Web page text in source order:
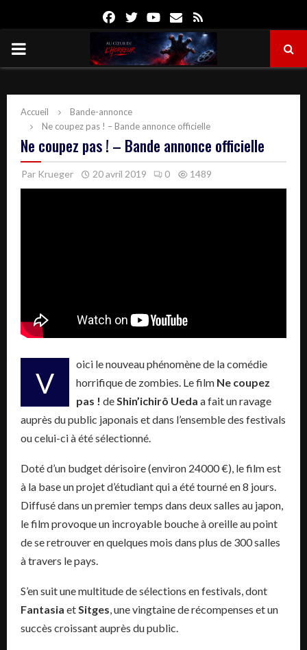
FacebookTwitterYoutube
Email
PRIMARY
Accueil
Bande-annonce
Ne coupez pas ! – Bande annonce officielle
Ne coupez pas ! – Bande annonce officielle
Par Krueger 20 avril 2019 0 1489
V
oici le nouveau phénomène de la comédie
horrifique de zombies. Le film Ne coupez
pas ! deShin’ichirô Ueda a fait un ravage
auprès du public japonais et dans l’ensemble des festivals
ou celui-ci à été sélectionné.
Doté d’un budget dérisoire (environ 24000 €), le film est
à la base un projet d’étudiant qui a été tourné en 8 jours.
Diffusé dans un premier temps dans deux salles au japon,
le film provoque un incroyable bouche à oreille au point
de se retrouver en quelques mois dans plus de 300 salles
à travers le pays.
S’en suit une multitude de sélections en festivals, dont
Fantasia etSitges, une vingtaine de récompenses et un
succès croissant auprès du public.